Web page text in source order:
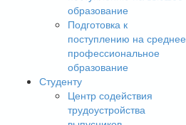
образование
Подготовка к
поступлению на среднее
профессиональное
образование
Студенту
Центр содействия
трудоустройства